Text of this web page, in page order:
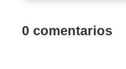
0 comentarios